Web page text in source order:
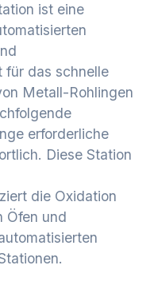
ist eine
für das schnelle
Metall-Rohlingen
erforderliche
Diese Station
die Oxidation
Öfen und